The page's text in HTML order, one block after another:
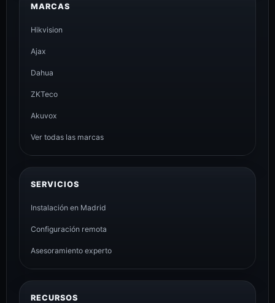
MARCAS
Hikvision
Ajax
Dahua
ZKTeco
Akuvox
Ver todas las marcas
SERVICIOS
Instalación en Madrid
Configuración remota
Asesoramiento experto
RECURSOS